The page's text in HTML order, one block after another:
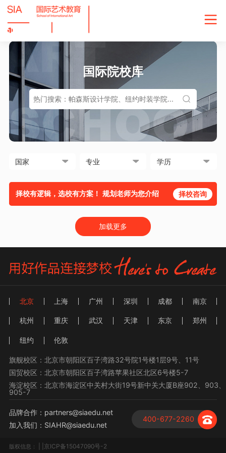
国际院校库
择校有逻辑，选校有方案！ 规划老师为您介绍 择校咨询
加载更多
北京 上海 广州 深圳 成都 南京
杭州 重庆 武汉 天津 东京 郑州
纽约 伦敦
旗舰校区：北京市朝阳区百子湾路32号院1号楼1层9号、11号
国贸校区：北京市朝阳区百子湾路苹果社区北区6号楼5-7
海淀校区：北京市海淀区中关村大街19号新中关大厦B座902、903、
905-7
400-677-2260
品牌合作：partners@siaedu.net
加入我们：SIAHR@siaedu.net
版权信息： | |京ICP备15047090号-2